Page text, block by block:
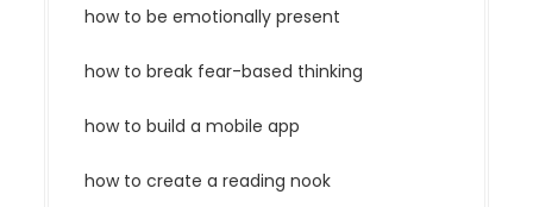
how to be emotionally present
how to break fear-based thinking
how to build a mobile app
how to create a reading nook